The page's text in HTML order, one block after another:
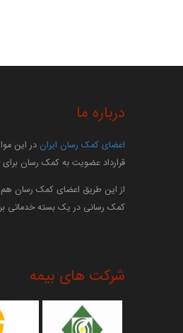
درباره ما
اعضای کمک رسان ایران در این
قرارداد عضویت به کمک رسان
از این طریق اعضای کمک رسان
کمک رسانی در یک بسته خدماتی
شرکت های بیمه